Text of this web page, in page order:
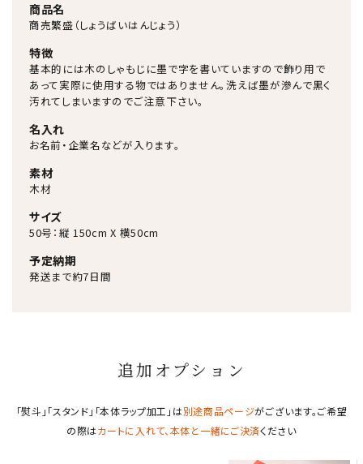
商品名
商売繁盛（しょうばいはんじょう）
特徴
基本的には木のしゃもじに墨で字を書いていますので飾り用で
あって実際に使用する物ではありません。洗えば墨が滲んで黒く
汚れてしまいますのでご注意下さい。
名入れ
お名前・企業名などが入ります。
素材
木材
サイズ
50号：縦 150cm X 横50cm
予定納期
発送まで約7日間
追加オプション
「熨斗」「スタンド」「本体ラップ加工」は別途商品ページがございます。ご希望
の際はカートに入れて、本体と一緒にご決済ください